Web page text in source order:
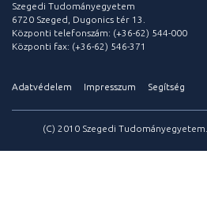
Szegedi Tudományegyetem
6720 Szeged, Dugonics tér 13.
Központi telefonszám: (+36-62) 544-000
Központi fax: (+36-62) 546-371
Adatvédelem Impresszum Segítség
(C) 2010 Szegedi